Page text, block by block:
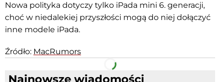
Nowa polityka dotyczy tylko iPada mini 6. generacji,
choć w niedalekiej przyszłości mogą do niej dołączyć
inne modele iPada.
Źródło: MacRumors
Facebook Telegram
Najnowsze wiadomości